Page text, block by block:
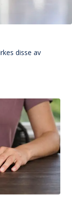
disse av